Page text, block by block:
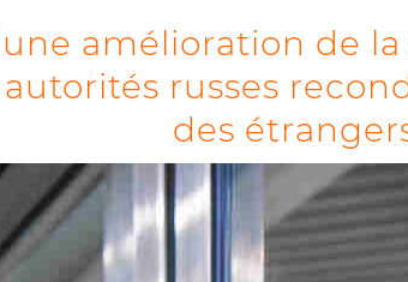
amélioration de
russes
des